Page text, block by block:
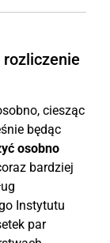
ciesząc
będąc
osobno
bardziej
Instytutu
par